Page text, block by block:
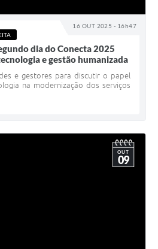
16 OUT 2025 - 16h47
dia do Conecta 2025
e gestão humanizada
e gestores para discutir o papel
na modernização dos serviços
OUT
09